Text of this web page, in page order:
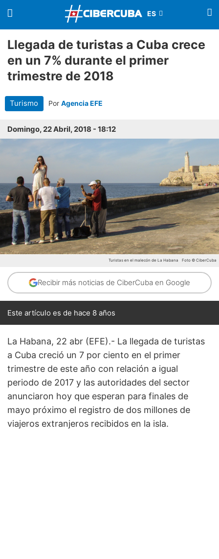
Llegada de turistas a Cuba crece
en un 7% durante el primer
trimestre de 2018
Turismo Por Agencia EFE
Domingo, 22 Abril, 2018 - 18:12
Turistas en el malecón de La Habana Foto © CiberCuba
Recibir más noticias de CiberCuba en Google
Este artículo es de hace 8 años
La Habana, 22 abr (EFE).- La llegada de turistas
a Cuba creció un 7 por ciento en el primer
trimestre de este año con relación a igual
periodo de 2017 y las autoridades del sector
anunciaron hoy que esperan para finales de
mayo próximo el registro de dos millones de
viajeros extranjeros recibidos en la isla.